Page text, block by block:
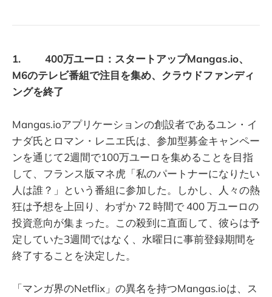
1. 400万ユーロ：スタートアップMangas.io、
M6のテレビ番組で注目を集め、クラウドファンディ
ングを終了
Mangas.ioアプリケーションの創設者であるユン・イ
ナダ氏とロマン・レニエ氏は、参加型募金キャンペー
ンを通じて2週間で100万ユーロを集めることを目指
して、フランス版マネ虎「私のパートナーになりたい
人は誰？」という番組に参加した。しかし、人々の熱
狂は予想を上回り、わずか 72 時間で 400 万ユーロの
投資意向が集まった。この殺到に直面して、彼らは予
定していた3週間ではなく、水曜日に事前登録期間を
終了することを決定した。
「マンガ界のNetflix」の異名を持つMangas.ioは、ス